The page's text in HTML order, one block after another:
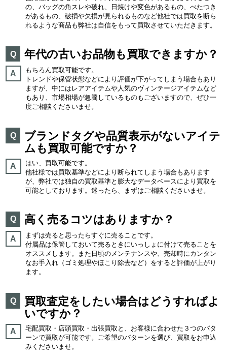
の、バッグの角スレや破れ、日焼けや変色があるもの、べたつき
があるもの、破損や欠損が見られるものなど他社では買取を断ら
れるような商品も弊社は自信をもって買取させていただきます。
Q 年代の古いお品物も買取できますか？
A
もちろん買取可能です。
トレンドや保管状態などにより評価が下がってしまう場合もあり
ますが、中にはレアアイテムや人気のヴィンテージアイテムなど
もあり、市場相場が急騰しているものもございますので、ぜひ一
度ご相談くださいませ。
Q
ブランドタグや品質表示がないアイテ
ムも買取可能ですか？
A
はい、買取可能です。
他社様では買取基準などにより断られてしまう場合もあります
が、弊社では独自の買取基準と膨大なデータベースにより買取を
可能としております。迷ったら、まずはご相談くださいませ。
Q 高く売るコツはありますか？
A
まずは売ると思ったらすぐに売ることです。
付属品は保管しておいて売るときにいっしょに付けて売ることを
オススメします。また日頃のメンテナンスや、売却時にカンタン
なお手入れ（ゴミ処理やほこり除去など）をすると評価が上がり
ます。
Q
買取査定をしたい場合はどうすればよ
いですか？
A
宅配買取・店頭買取・出張買取と、お客様に合わせた３つのパタ
ーンで買取が可能です。ご希望のパターンを選び、買取をお申込
みくださいませ。